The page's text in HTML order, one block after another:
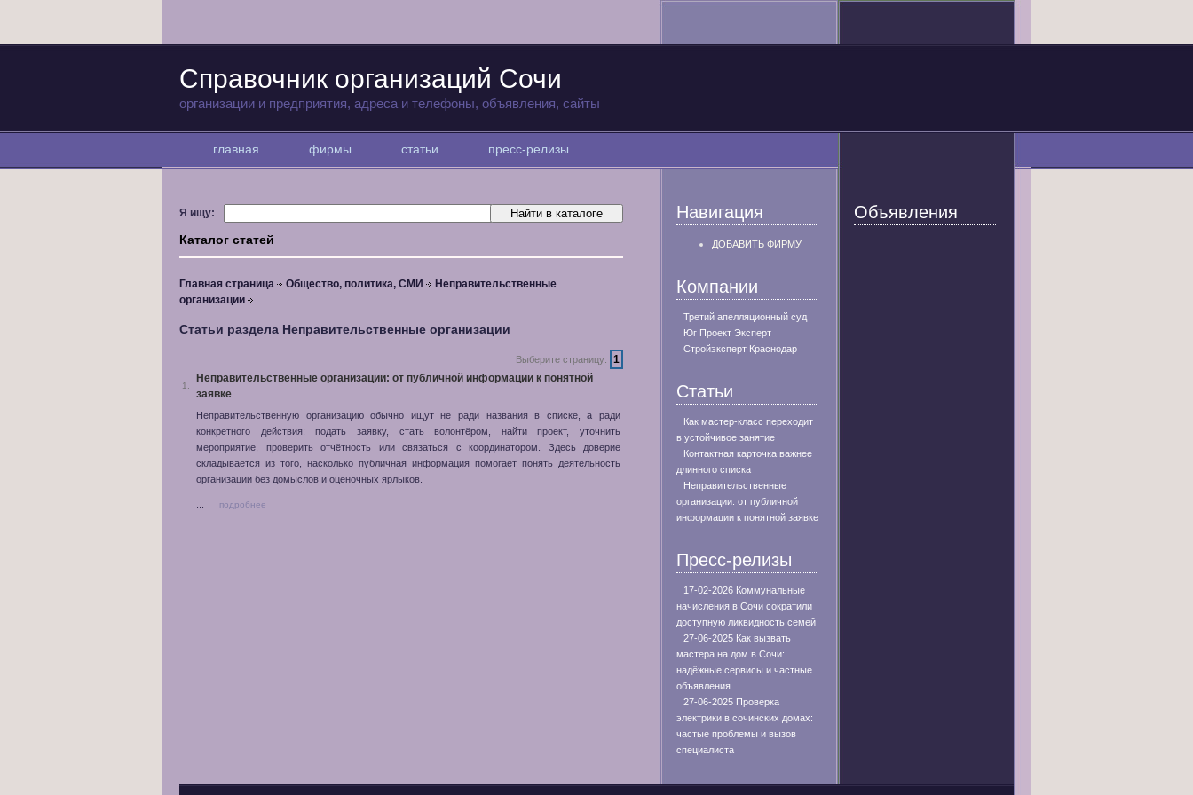
Справочник организаций Сочи
организации и предприятия, адреса и телефоны, объявления, сайты
главная фирмы статьи пресс-релизы
Я ищу:
Каталог статей
Главная страница Общество, политика, СМИ
Неправительственные
организации
Статьи раздела Неправительственные организации
Выберите страницу: 1
1.
Неправительственные организации: от публичной информации к понятной
заявке
Неправительственную организацию обычно ищут не ради названия в списке, а ради
конкретного действия: подать заявку, стать волонтёром, найти проект, уточнить
мероприятие, проверить отчётность или связаться с координатором. Здесь доверие
складывается из того, насколько публичная информация помогает понять деятельность
организации без домыслов и оценочных ярлыков.
подробнее
Навигация
ДОБАВИТЬ ФИРМУ
Компании
Третий апелляционный суд
Юг Проект Эксперт
Стройэксперт Краснодар
Статьи
Как мастер-класс переходит
в устойчивое занятие
Контактная карточка важнее
длинного списка
Неправительственные
организации: от публичной
информации к понятной заявке
Пресс-релизы
17-02-2026 Коммунальные
начисления в Сочи сократили
доступную ликвидность семей
27-06-2025 Как вызвать
мастера на дом в Сочи:
надёжные сервисы и частные
объявления
27-06-2025 Проверка
электрики в сочинских домах:
частые проблемы и вызов
специалиста
Объявления